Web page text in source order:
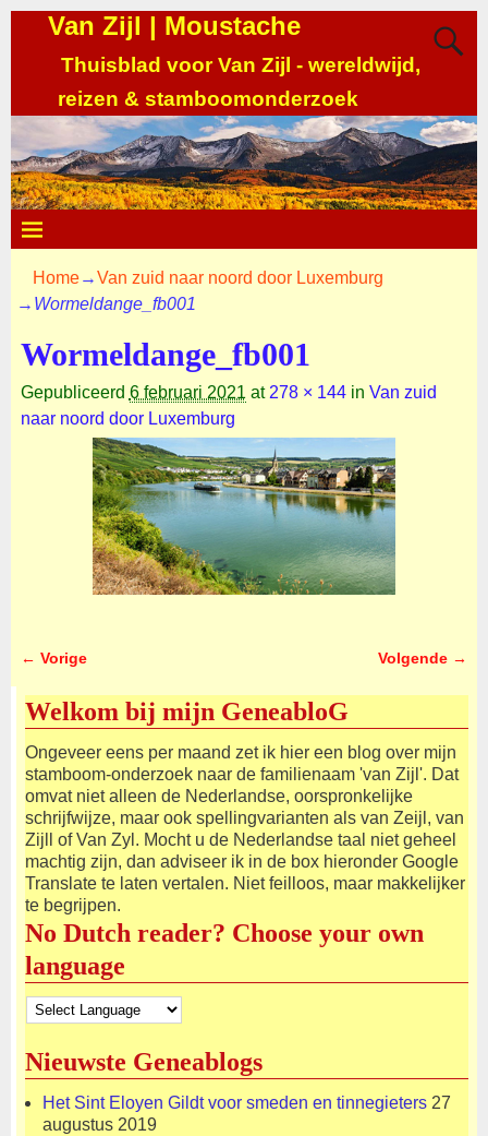
Van Zijl | Moustache
Thuisblad voor Van Zijl - wereldwijd,
reizen & stamboomonderzoek
Home→Van zuid naar noord door Luxemburg
→ Wormeldange_fb001
Wormeldange_fb001
Gepubliceerd 6 februari 2021 at 278 × 144in Van zuid
naar noord door Luxemburg
← Vorige Volgende →
Welkom bij mijn GeneabloG
Ongeveer eens per maand zet ik hier een blog over mijn
stamboom-onderzoek naar de familienaam 'van Zijl'. Dat
omvat niet alleen de Nederlandse, oorspronkelijke
schrijfwijze, maar ook spellingvarianten als van Zeijl, van
Zijll of Van Zyl. Mocht u de Nederlandse taal niet geheel
machtig zijn, dan adviseer ik in de box hieronder Google
Translate te laten vertalen. Niet feilloos, maar makkelijker
te begrijpen.
No Dutch reader? Choose your own
language
Nieuwste Geneablogs
Het Sint Eloyen Gildt voor smeden en tinnegieters 27
augustus 2019